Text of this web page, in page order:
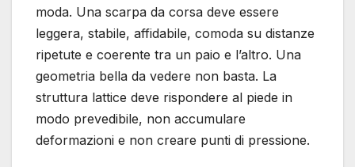
moda. Una scarpa da corsa deve essere
leggera, stabile, affidabile, comoda su distanze
ripetute e coerente tra un paio e l’altro. Una
geometria bella da vedere non basta. La
struttura lattice deve rispondere al piede in
modo prevedibile, non accumulare
deformazioni e non creare punti di pressione.